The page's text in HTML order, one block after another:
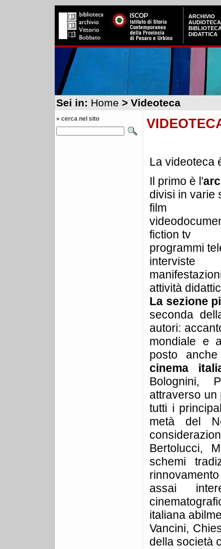
ARCHIVIO
AUDIOTECA
DIDATTICA
Sei in: Home > Videoteca
» cerca nel sito
La videoteca
Il primo è l'
divisi in varie
film
fiction tv
programmi
interviste
attività
La sezione
seconda
autori:
mondiale e
posto
cinema
Bolognini,
attraverso
tutti i
metà del
Bertolucci,
schemi
assai
italiana
Vancini,
della società